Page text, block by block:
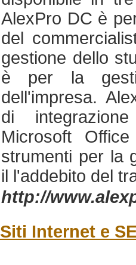
AlexPro DC è
del
gestione dello
è per la
dell'impresa.
di
Microsoft
strumenti per la
il l'addebito del
http://
Siti Internet e